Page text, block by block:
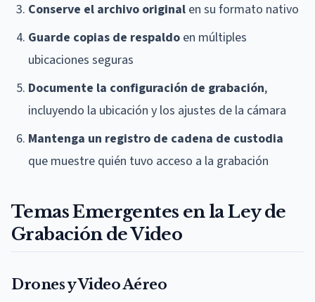
Conserve el archivo original en su formato nativo
Guarde copias de respaldo en múltiples
ubicaciones seguras
Documente la configuración de grabación,
incluyendo la ubicación y los ajustes de la cámara
Mantenga un registro de cadena de custodia
que muestre quién tuvo acceso a la grabación
Temas Emergentes en la Ley de
Grabación de Video
Drones y Video Aéreo